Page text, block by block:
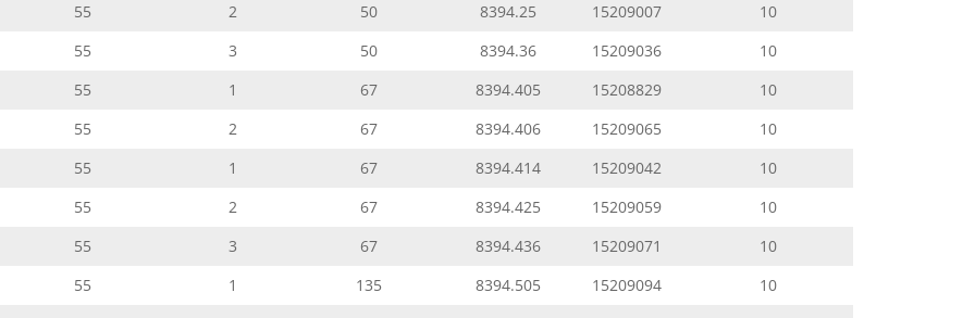
55 2 50 8394.25 15209007
10
55 3 50 8394.36 15209036
10
55 1 67 8394.405 15208829
10
55 2 67 8394.406 15209065
10
55 1 67 8394.414 15209042
10
55 2 67 8394.425 15209059
10
55 3 67 8394.436 15209071
10
55 1 135 8394.505 15209094
10